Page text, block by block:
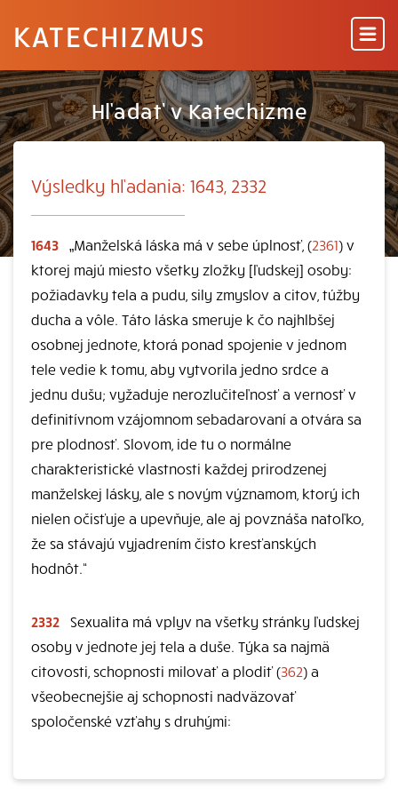
KATECHIZMUS
Hľadať v Katechizme
Výsledky hľadania: 1643, 2332
1643 „Manželská láska má v sebe úplnosť, (2361) v
ktorej majú miesto všetky zložky [ľudskej] osoby:
požiadavky tela a pudu, sily zmyslov a citov, túžby
ducha a vôle. Táto láska smeruje k čo najhlbšej
osobnej jednote, ktorá ponad spojenie v jednom
tele vedie k tomu, aby vytvorila jedno srdce a
jednu dušu; vyžaduje nerozlučiteľnosť a vernosť v
definitívnom vzájomnom sebadarovaní a otvára sa
pre plodnosť. Slovom, ide tu o normálne
charakteristické vlastnosti každej prirodzenej
manželskej lásky, ale s novým významom, ktorý ich
nielen očisťuje a upevňuje, ale aj povznáša natoľko,
že sa stávajú vyjadrením čisto kresťanských
hodnôt.“
2332 Sexualita má vplyv na všetky stránky ľudskej
osoby v jednote jej tela a duše. Týka sa najmä
citovosti, schopnosti milovať a plodiť (362) a
všeobecnejšie aj schopnosti nadväzovať
spoločenské vzťahy s druhými: